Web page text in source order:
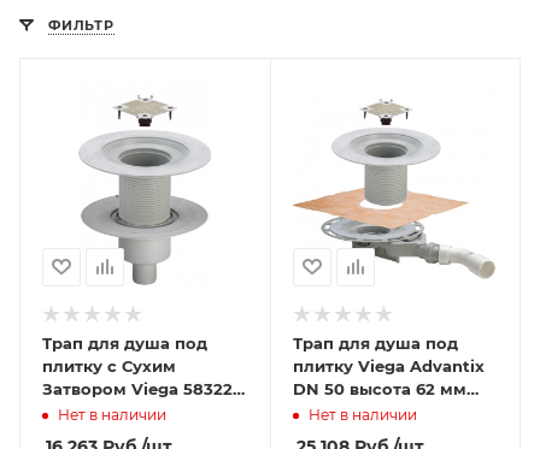
ФИЛЬТР
Трап для душа под
плитку с Сухим
Затвором Viega 583224
DN 50 вертикальный
Нет в наличии
Трап для душа под
плитку Viega Advantix
DN 50 высота 62 мм
(плоская модель) с
гидрозатвором,
Нет в наличии